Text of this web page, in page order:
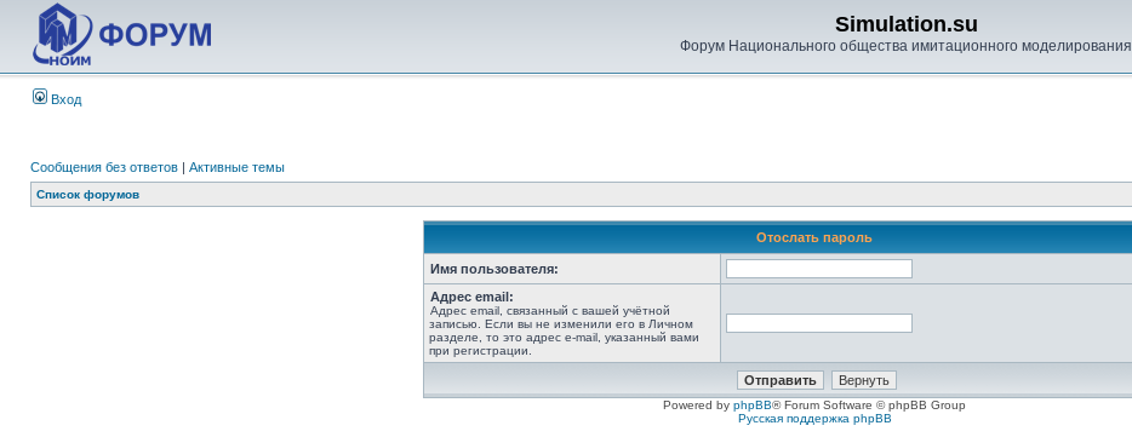
Simulation.su
Форум Национального общества имитационного моделирования
Вход
Сообщения без ответов | Активные темы
Список форумов
Отослать пароль
Имя пользователя:
Адрес email:
Адрес email, связанный с вашей учётной
записью. Если вы не изменили его в Личном
разделе, то это адрес e-mail, указанный вами
при регистрации.
Powered by phpBB® Forum Software © phpBB Group
Русская поддержка phpBB